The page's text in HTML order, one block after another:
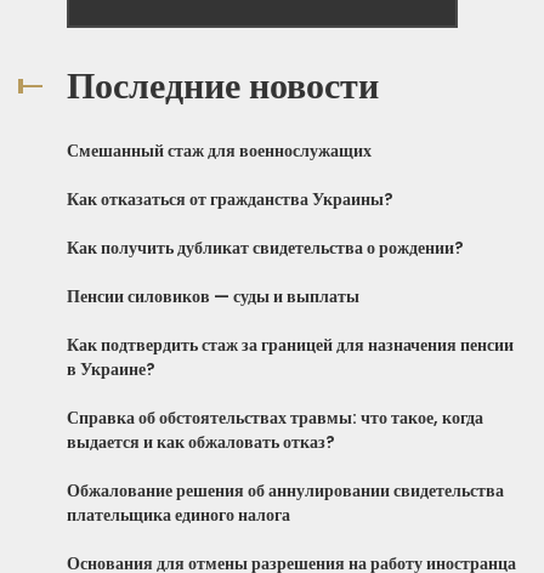
Последние новости
Смешанный стаж для военнослужащих
Как отказаться от гражданства Украины?
Как получить дубликат свидетельства о рождении?
Пенсии силовиков — суды и выплаты
Как подтвердить стаж за границей для назначения пенсии
в Украине?
Справка об обстоятельствах травмы: что такое, когда
выдается и как обжаловать отказ?
Обжалование решения об аннулировании свидетельства
плательщика единого налога
Основания для отмены разрешения на работу иностранца